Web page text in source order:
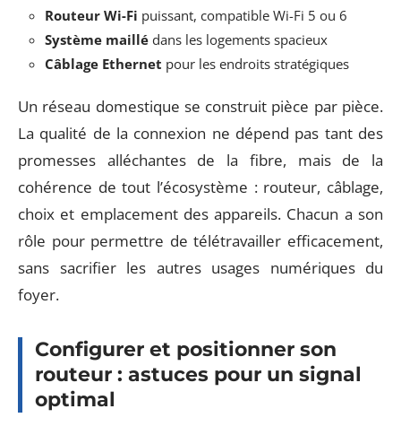
Routeur Wi-Fi puissant, compatible Wi-Fi 5 ou 6
Système maillé dans les logements spacieux
Câblage Ethernet pour les endroits stratégiques
Un réseau domestique se construit pièce par pièce.
La qualité de la connexion ne dépend pas tant des
promesses alléchantes de la fibre, mais de la
cohérence de tout l’écosystème : routeur, câblage,
choix et emplacement des appareils. Chacun a son
rôle pour permettre de télétravailler efficacement,
sans sacrifier les autres usages numériques du
foyer.
Configurer et positionner son
routeur : astuces pour un signal
optimal